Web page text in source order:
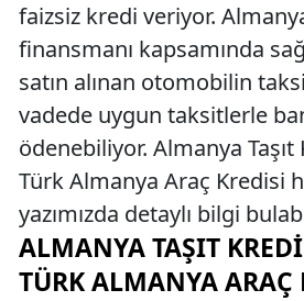
faizsiz kredi veriyor.
finansmanı kapsamında
satın alınan otomobilin
vadede uygun taksitlerle
ödenebiliyor. Almanya
Türk Almanya Araç Kredisi
yazımızda detaylı bilgi
ALMANYA TAŞIT
TÜRK ALMANYA ARAÇ